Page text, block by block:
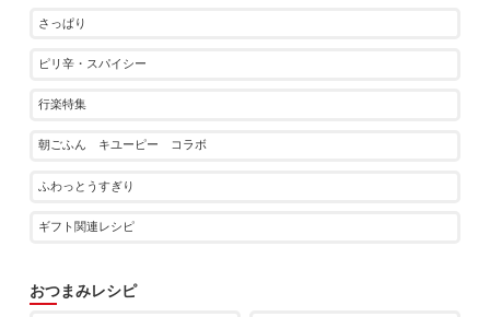
さっぱり
ピリ辛・スパイシー
行楽特集
朝ごふん キユーピー コラボ
ふわっとうすぎり
ギフト関連レシピ
おつまみレシピ